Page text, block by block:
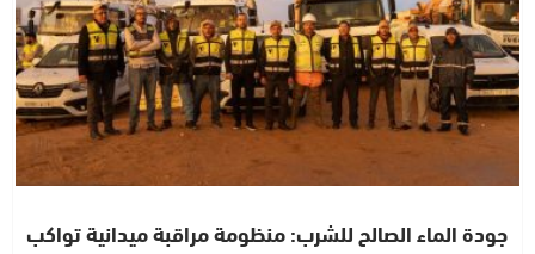
جودة الماء الصالح للشرب: منظومة مراقبة ميدانية تواكب